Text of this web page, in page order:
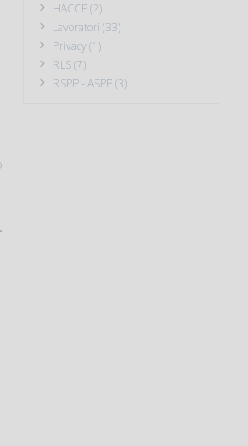
HACCP (2)
Lavoratori (33)
Privacy (1)
RLS (7)
RSPP - ASPP (3)